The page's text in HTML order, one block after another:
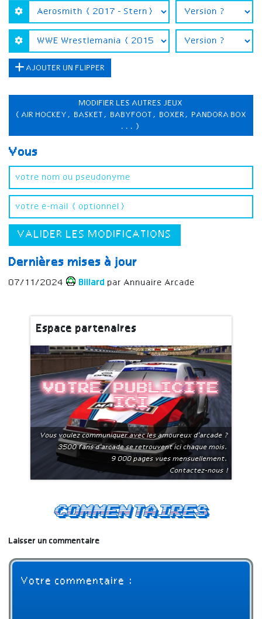
AJOUTER UN FLIPPER
MODIFIER LES AUTRES JEUX
(AIR HOCKEY, BASKET, BABYFOOT, BOXER, PANDORA BOX
...)
Vous
VALIDER LES MODIFICATIONS
Dernières mises à jour
07/11/2024 Billard par Annuaire Arcade
Espace partenaires
Votre publicite
ici
Vous voulez communiquer avec les amoureux d'arcade ?
3500 fans d'arcade se retrouvent ici chaque mois.
9 000 pages vues mensuellement.
Contactez-nous !
Commentaires
Laisser un commentaire